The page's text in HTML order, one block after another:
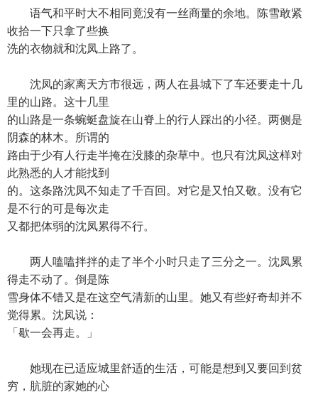
语气和平时大不相同竟没有一丝商量的余地。陈雪敢紧
收拾一下只拿了些换
洗的衣物就和沈凤上路了。
沈凤的家离天方市很远，两人在县城下了车还要走十几
里的山路。这十几里
的山路是一条蜿蜓盘旋在山脊上的行人踩出的小径。两侧是
阴森的林木。所谓的
路由于少有人行走半掩在没膝的杂草中。也只有沈凤这样对
此熟悉的人才能找到
的。这条路沈凤不知走了千百回。对它是又怕又敬。没有它
是不行的可是每次走
又都把体弱的沈凤累得不行。
两人嗑嗑拌拌的走了半个小时只走了三分之一。沈凤累
得走不动了。倒是陈
雪身体不错又是在这空气清新的山里。她又有些好奇却并不
觉得累。沈凤说：
「歇一会再走。」
她现在已适应城里舒适的生活，可能是想到又要回到贫
穷，肮脏的家她的心